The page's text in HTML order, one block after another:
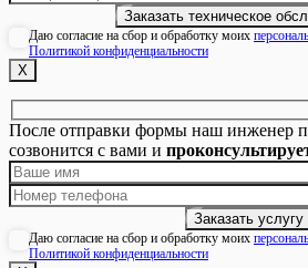
Даю согласие на сбор и обработку моих
Политикой конфиденциальности
Х
После отправки формы наш инженер
созвонится с вами и
Даю согласие на сбор и обработку моих
Политикой конфиденциальности